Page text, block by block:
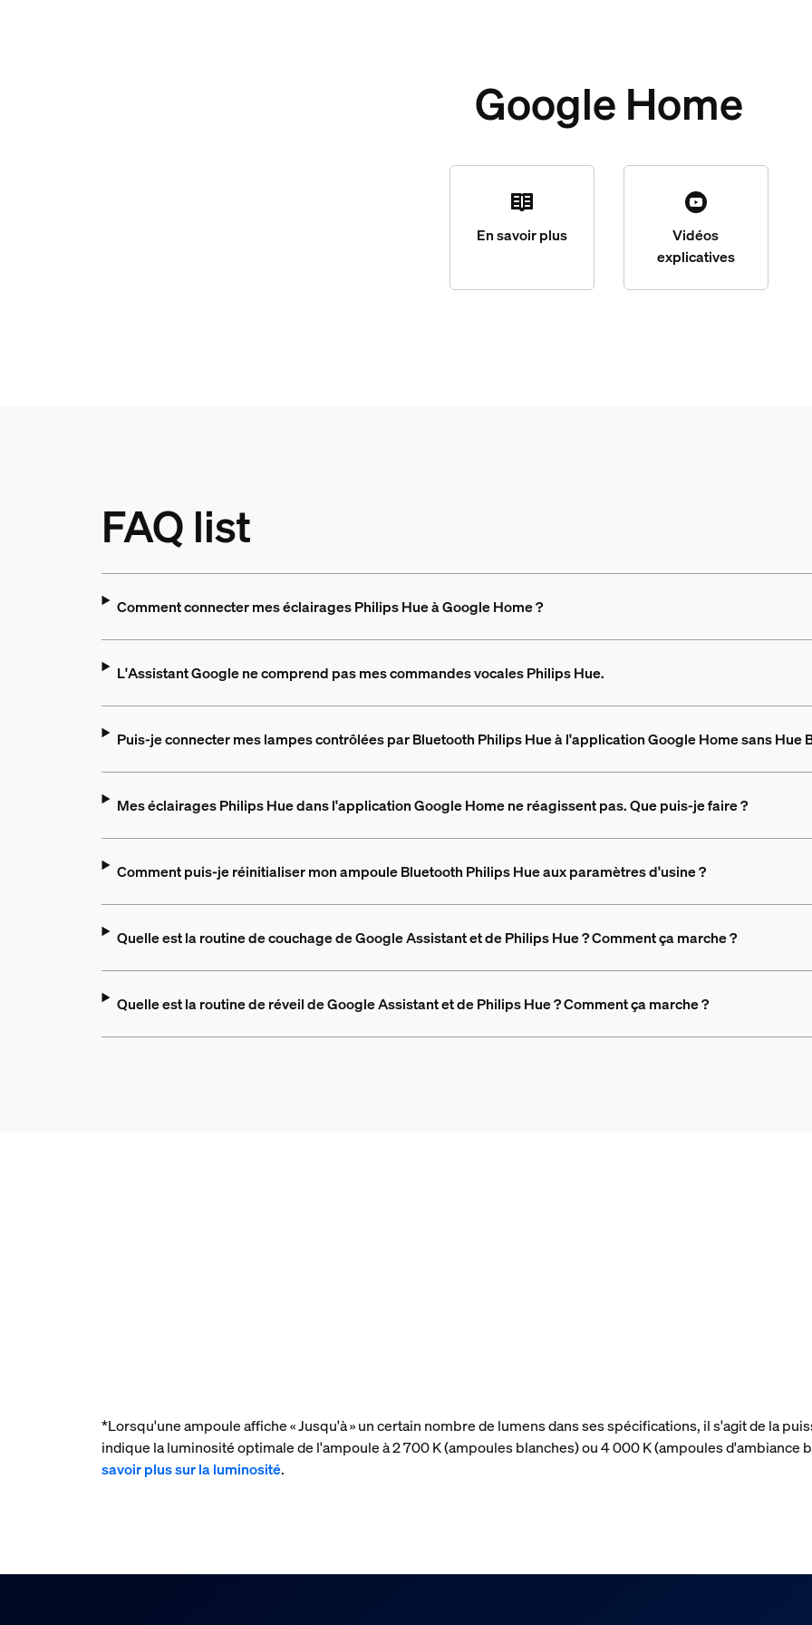
Google Home
En savoir plus
Vidéos
explicatives
FAQ list
Comment connecter mes éclairages Philips Hue à Google Home ?
L'Assistant Google ne comprend pas mes commandes vocales Philips Hue.
Puis-je connecter mes lampes contrôlées par Bluetooth Philips Hue à l'application Google Home sans Hue
Mes éclairages Philips Hue dans l'application Google Home ne réagissent pas. Que puis-je faire ?
Comment puis-je réinitialiser mon ampoule Bluetooth Philips Hue aux paramètres d'usine ?
Quelle est la routine de couchage de Google Assistant et de Philips Hue ? Comment ça marche ?
Quelle est la routine de réveil de Google Assistant et de Philips Hue ? Comment ça marche ?
*Lorsqu'une ampoule affiche « Jusqu'à » un certain nombre de lumens dans ses spécifications, il s'agit de la
indique la luminosité optimale de l'ampoule à 2 700 K (ampoules blanches) ou 4 000 K (ampoules d'ambiance
savoir plus sur la luminosité.